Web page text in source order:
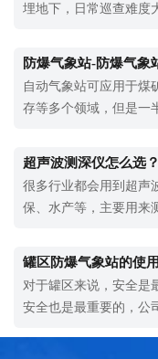
埋地下，日常巡查难度
率高，没有实时监测手
道路积水隐患。传统监
单一数据，无法形成整
防爆气象站-防爆气象
自动气象站可应用于煤
存等多个领域，但是一
象站的应用可以减少事
而保障生命安全和生产
站的优点有哪些？首先
超声波测深仪怎么选
很多行业都会用到超声
保、水产等，主要用来
型时会感到迷茫，不知
选到高精准的产品。其
法，就能避开误区，选
罐区防爆气象站的使
对于罐区来说，安全是
安全也是最重要的，公
济效益，安全风险也是
而且给员工一个安全的